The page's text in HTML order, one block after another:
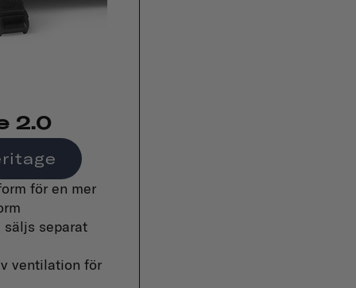
2.0
för en mer
separat
ventilation för